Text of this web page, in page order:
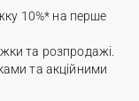
10%* на перше
та розпродажі.
та акційними